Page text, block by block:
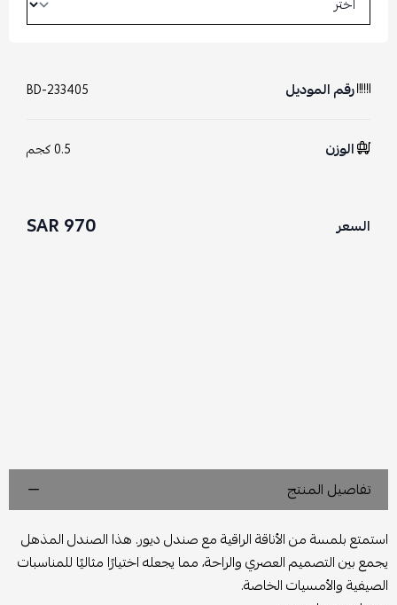
رقم الموديل BD-233405
الوزن 0.5 كجم
السعر 970 SAR
تفاصيل المنتج
استمتع بلمسة من الأناقة الراقية مع صندل ديور. هذا الصندل المذهل
يجمع بين التصميم العصري والراحة، مما يجعله اختيارًا مثاليًا للمناسبات
الصيفية والأمسيات الخاصة.